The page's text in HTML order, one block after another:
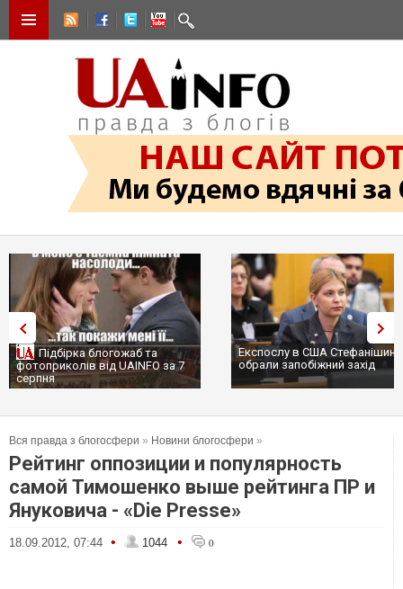
Підбірка блогожаб та
фотоприколів від UAINFO за 7
серпня
Експослу в США
обрали запобіжний захід
Вся правда з блогосфери » Новини блогосфери »
Рейтинг оппозиции и популярность
самой Тимошенко выше рейтинга ПР и
Януковича - «Die Pressе»
18.09.2012, 07:44 • 1044 • 0